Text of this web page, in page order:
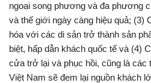
ngoại song phương và đa phương
và thế giới ngày càng hiệu quả; (3)
hóa với các di sản trở thành sản
biệt, hấp dẫn khách quốc tế và (4)
cửa trở lại và phục hồi, cũng là các
Việt Nam sẽ đem lại nguồn khách